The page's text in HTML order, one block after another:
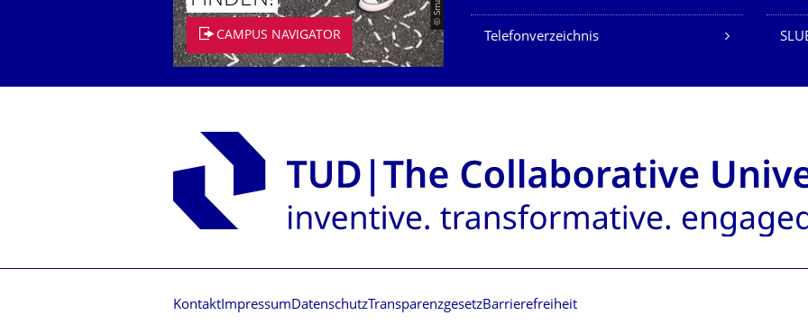
CAMPUS NAVIGATOR Telefonverzeichnis
Kontakt Impressum DatenschutzTransparenzgesetzBarrierefreiheit